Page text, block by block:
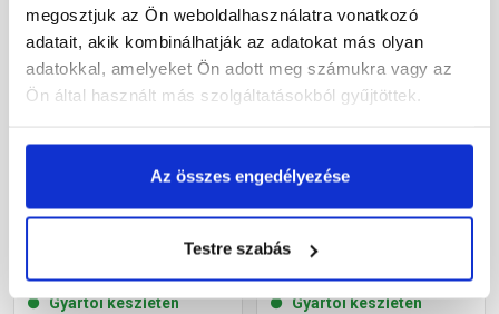
megosztjuk az Ön weboldalhasználatra vonatkozó
adatait, akik kombinálhatják az adatokat más olyan
adatokkal, amelyeket Ön adott meg számukra vagy az
Ön által használt más szolgáltatásokból gyűjtöttek.
Az összes engedélyezése
Testre szabás
Masterplast
Thermomaster szilikon
mm 64-C 25 kg
Gyártói készleten
Masterplast
Thermomaster szilikon
vékonyvakolat, kapart 1,5
mm 19-F 25 kg
Gyártói készleten